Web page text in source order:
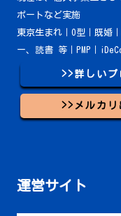
ポートなど実施
東京生まれ｜O型｜既婚
ー、読書 等｜PMP｜
>>詳しい
>>メルカ
運営サイト